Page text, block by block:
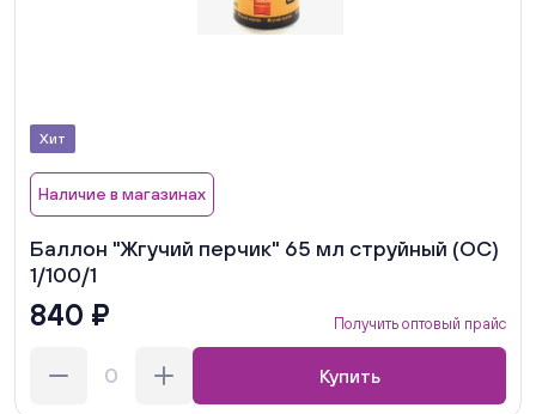
Хит
Наличие в магазинах
Баллон "Жгучий перчик" 65 мл струйный (ОС)
1/100/1
840 ₽ Получить оптовый прайс
Купить